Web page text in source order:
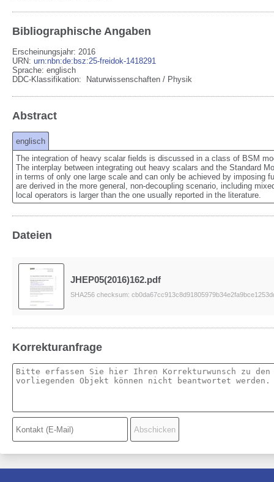
Bibliographische Angaben
Erscheinungsjahr: 2016
URN: urn:nbn:de:bsz:25-freidok-1418291
Sprache: englisch
DDC-Klassifikation:
Naturwissenschaften / Physik
Abstract
englisch
The integration of heavy scalar fields is discussed in a class of BSM
The interplay between integrating out heavy scalars and the Standard
in terms of only one large scale and can only be achieved by imposing
are derived in the more general, non-decoupling scenario, including
local operators is larger than the one usually reported in the literature.
Dateien
JHEP05(2016)162.pdf
SHA256 checksum:
Korrekturanfrage